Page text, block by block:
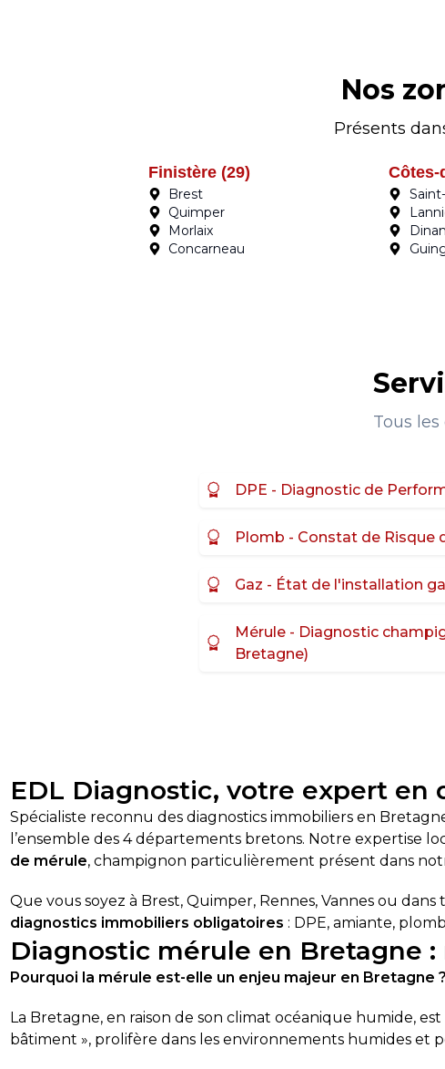
Nos
Présents
Finistère (29)
Brest
Quimper
Morlaix
Concarneau
Côtes-
Dinan
Tous
DPE - Diagnostic de
Plomb - Constat de Risque
Gaz - État de l'installation
Mérule - Diagnostic
Bretagne)
EDL Diagnostic, votre expert en
Spécialiste reconnu des diagnostics immobiliers en
l’ensemble des 4 départements bretons. Notre expertise
de mérule, champignon particulièrement présent dans
Que vous soyez à Brest, Quimper, Rennes, Vannes ou
diagnostics immobiliers obligatoires : DPE, amiante,
Diagnostic mérule en Bretagne
Pourquoi la mérule est-elle un enjeu majeur en Bretagne ?
La Bretagne, en raison de son climat océanique humide,
bâtiment », prolifère dans les environnements humides et